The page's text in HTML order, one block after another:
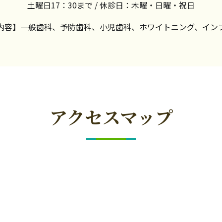
土曜日17：30まで / 休診日：木曜・日曜・祝日
容】一般歯科、予防歯科、小児歯科、 ホワイトニング、イン
アクセスマップ